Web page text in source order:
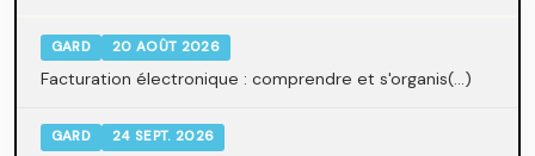
GARD 20 AOÛT 2026
Facturation électronique : comprendre et s'organis(...)
GARD 24 SEPT. 2026